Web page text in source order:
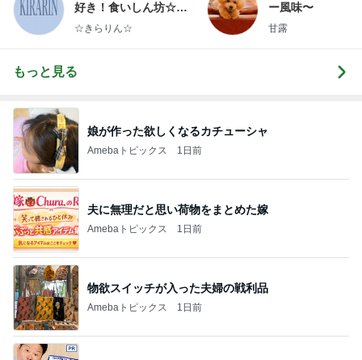
好き！食いしん坊☆き
らりん☆のブログ
☆きらりん☆
ー風味〜
甘露
もっと見る
娘が作った欲しくなるカチューシャ
Amebaトピックス 1日前
夫に無理だと思い荷物をまとめた嫁
Amebaトピックス 1日前
物欲スイッチが入った夫婦の戦利品
Amebaトピックス 1日前